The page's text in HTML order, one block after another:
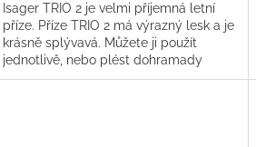
Isager TRIO 2 je velmi příjemná letní
příze. Příze TRIO 2 má výrazný lesk a je
krásně splývavá. Můžete ji použít
jednotlivě, nebo plést dohramady
jedno, dvě nebo více vláken....